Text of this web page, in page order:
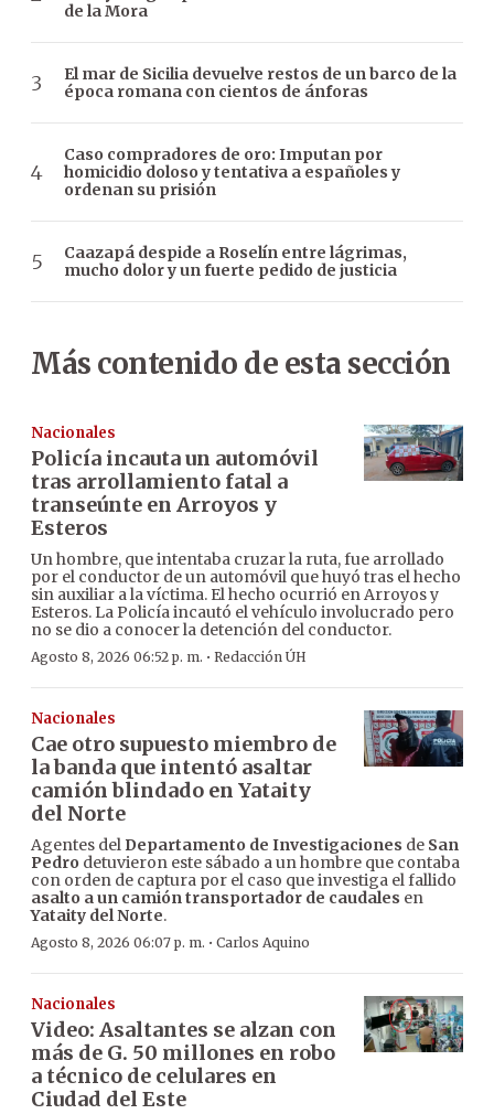
de la Mora
El mar de Sicilia devuelve restos de un barco de la
época romana con cientos de ánforas
Caso compradores de oro: Imputan por
homicidio doloso y tentativa a españoles y
ordenan su prisión
Caazapá despide a Roselín entre lágrimas,
mucho dolor y un fuerte pedido de justicia
Más contenido de esta sección
Nacionales
Policía incauta un automóvil
tras arrollamiento fatal a
transeúnte en Arroyos y
Esteros
Un hombre, que intentaba cruzar la ruta, fue arrollado
por el conductor de un automóvil que huyó tras el hecho
sin auxiliar a la víctima. El hecho ocurrió en Arroyos y
Esteros. La Policía incautó el vehículo involucrado pero
no se dio a conocer la detención del conductor.
Agosto 8, 2026 06:52 p. m. · Redacción ÚH
Nacionales
Cae otro supuesto miembro de
la banda que intentó asaltar
camión blindado en Yataity
del Norte
Agentes del Departamento de Investigaciones de San
Pedro detuvieron este sábado a un hombre que contaba
con orden de captura por el caso que investiga el fallido
asalto a un camión transportador de caudales en
Yataity del Norte.
Agosto 8, 2026 06:07 p. m. · Carlos Aquino
Nacionales
Video: Asaltantes se alzan con
más de G. 50 millones en robo
a técnico de celulares en
Ciudad del Este